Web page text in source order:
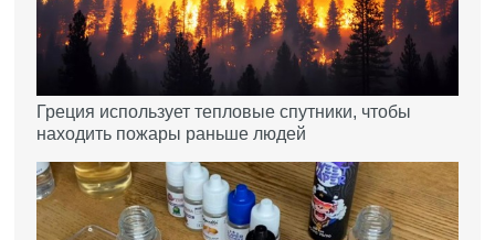
Греция использует тепловые спутники, чтобы
находить пожары раньше людей